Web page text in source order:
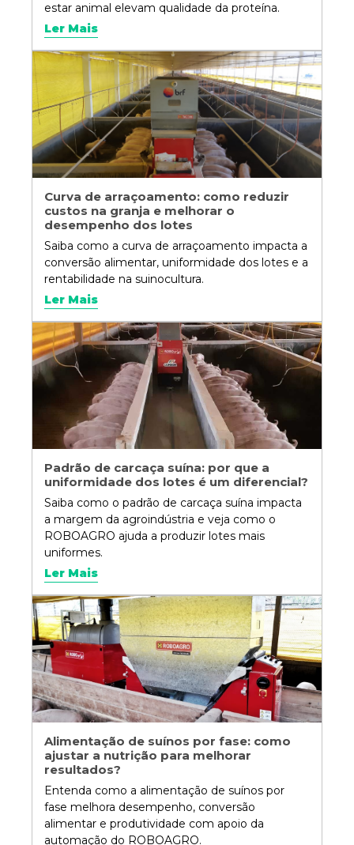
estar animal elevam qualidade da proteína.
Ler Mais
Curva de arraçoamento: como reduzir
custos na granja e melhorar o
desempenho dos lotes
Saiba como a curva de arraçoamento impacta a
conversão alimentar, uniformidade dos lotes e a
rentabilidade na suinocultura.
Ler Mais
Padrão de carcaça suína: por que a
uniformidade dos lotes é um diferencial?
Saiba como o padrão de carcaça suína impacta
a margem da agroindústria e veja como o
ROBOAGRO ajuda a produzir lotes mais
uniformes.
Ler Mais
Alimentação de suínos por fase: como
ajustar a nutrição para melhorar
resultados?
Entenda como a alimentação de suínos por
fase melhora desempenho, conversão
alimentar e produtividade com apoio da
automação do ROBOAGRO.